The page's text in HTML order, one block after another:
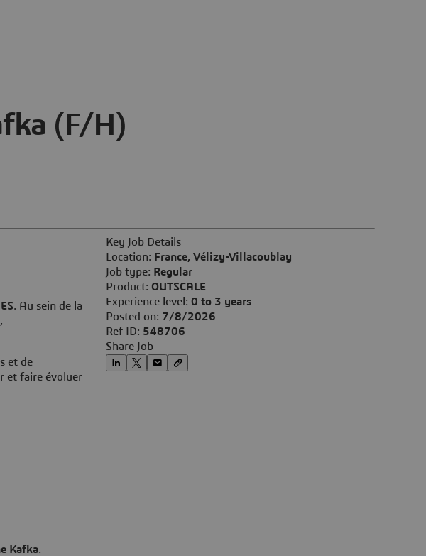
(F/H)
Key Job Details
Location: France, Vélizy-Villacoublay
Job type: Regular
Product: OUTSCALE
Experience level: 0 to 3 years
Posted on: 7/8/2026
Ref ID: 548706
Share Job
. Au sein de la
et de
et faire évoluer
Kafka.